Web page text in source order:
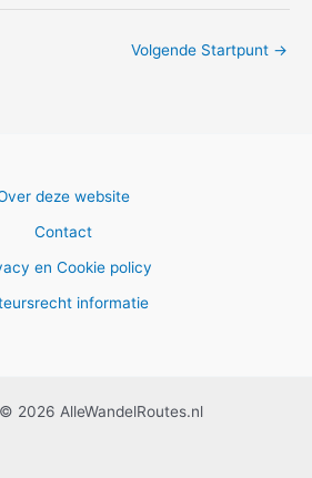
Volgende Startpunt →
deze website
Contact
en Cookie policy
informatie
2026 AlleWandelRoutes.nl